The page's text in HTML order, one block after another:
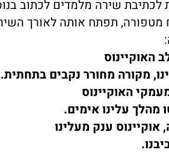
לכתיבת שירה מלמדים לכתוב
תפתח אותה לאורך
האוקיינוס
מקורה מחורר נקבים בתחתית.
האוקיינוס
מהלך עלינו אימים.
אוקיינוס ענק מעלינו